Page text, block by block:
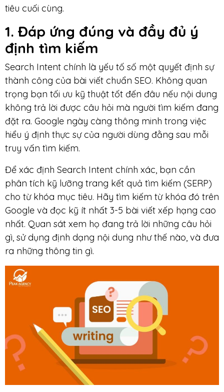
tiêu cuối cùng.
1. Đáp ứng đúng và đầy đủ ý
định tìm kiếm
Search Intent chính là yếu tố số một quyết định sự
thành công của bài viết chuẩn SEO. Không quan
trọng bạn tối ưu kỹ thuật tốt đến đâu nếu nội dung
không trả lời được câu hỏi mà người tìm kiếm đang
đặt ra. Google ngày càng thông minh trong việc
hiểu ý định thực sự của người dùng đằng sau mỗi
truy vấn tìm kiếm.
Để xác định Search Intent chính xác, bạn cần
phân tích kỹ lưỡng trang kết quả tìm kiếm (SERP)
cho từ khóa mục tiêu. Hãy tìm kiếm từ khóa đó trên
Google và đọc kỹ ít nhất 3-5 bài viết xếp hạng cao
nhất. Quan sát xem họ đang trả lời những câu hỏi
gì, sử dụng định dạng nội dung như thế nào, và đưa
ra những thông tin gì.